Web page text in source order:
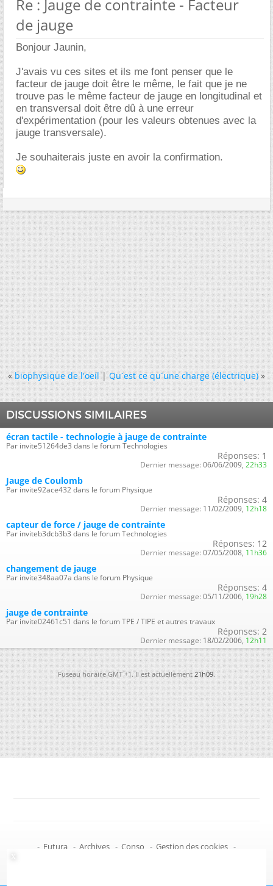
Re : Jauge de contrainte - Facteur
de jauge
Bonjour Jaunin,
J'avais vu ces sites et ils me font penser que le
facteur de jauge doit être le même, le fait que je ne
trouve pas le même facteur de jauge en longitudinal et
en transversal doit être dû à une erreur
d'expérimentation (pour les valeurs obtenues avec la
jauge transversale).
Je souhaiterais juste en avoir la confirmation.
« biophysique de l'oeil|Qu´est ce qu´une charge (électrique) »
DISCUSSIONS SIMILAIRES
écran tactile - technologie à jauge de contrainte
Par invite51264de3 dans le forum Technologies
Réponses: 1
Dernier message: 06/06/2009, 22h33
Jauge de Coulomb
Par invite92ace432 dans le forum Physique
Réponses: 4
Dernier message: 11/02/2009, 12h18
capteur de force / jauge de contrainte
Par inviteb3dcb3b3 dans le forum Technologies
Réponses: 12
Dernier message: 07/05/2008, 11h36
changement de jauge
Par invite348aa07a dans le forum Physique
Réponses: 4
Dernier message: 05/11/2006, 19h28
jauge de contrainte
Par invite02461c51 dans le forum TPE / TIPE et autres travaux
Réponses: 2
Dernier message: 18/02/2006, 12h11
Fuseau horaire GMT +1. Il est actuellement21h09.
- Futura - Archives - Conso - Gestion des cookies -